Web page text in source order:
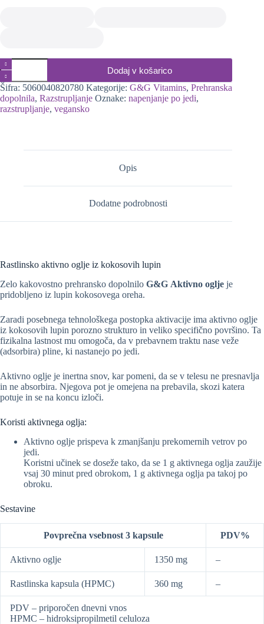
Aktivno
oglje
iz
kokosovih
lupin,
90
Dodaj v košarico
Šifra: 5060040820780 Kategorije: G&G Vitamins, Prehranska
dopolnila, Razstrupljanje Oznake: napenjanje po jedi,
razstrupljanje, vegansko
Opis
Dodatne podrobnosti
Rastlinsko aktivno oglje iz kokosovih lupin
Zelo kakovostno prehransko dopolnilo G&G Aktivno oglje je
pridobljeno iz lupin kokosovega oreha.
Zaradi posebnega tehnološkega postopka aktivacije ima aktivno oglje
iz kokosovih lupin porozno strukturo in veliko specifično površino. Ta
fizikalna lastnost mu omogoča, da v prebavnem traktu nase veže
(adsorbira) pline, ki nastanejo po jedi.
Aktivno oglje je inertna snov, kar pomeni, da se v telesu ne presnavlja
in ne absorbira. Njegova pot je omejena na prebavila, skozi katera
potuje in se na koncu izloči.
Koristi aktivnega oglja:
Aktivno oglje prispeva k zmanjšanju prekomernih vetrov po
jedi.
Koristni učinek se doseže tako, da se 1 g aktivnega oglja zaužije
vsaj 30 minut pred obrokom, 1 g aktivnega oglja pa takoj po
obroku.
Sestavine
Povprečna vsebnost 3 kapsule PDV%
Aktivno oglje 1350 mg –
Rastlinska kapsula (HPMC) 360 mg –
PDV – priporočen dnevni vnos
HPMC – hidroksipropilmetil celuloza